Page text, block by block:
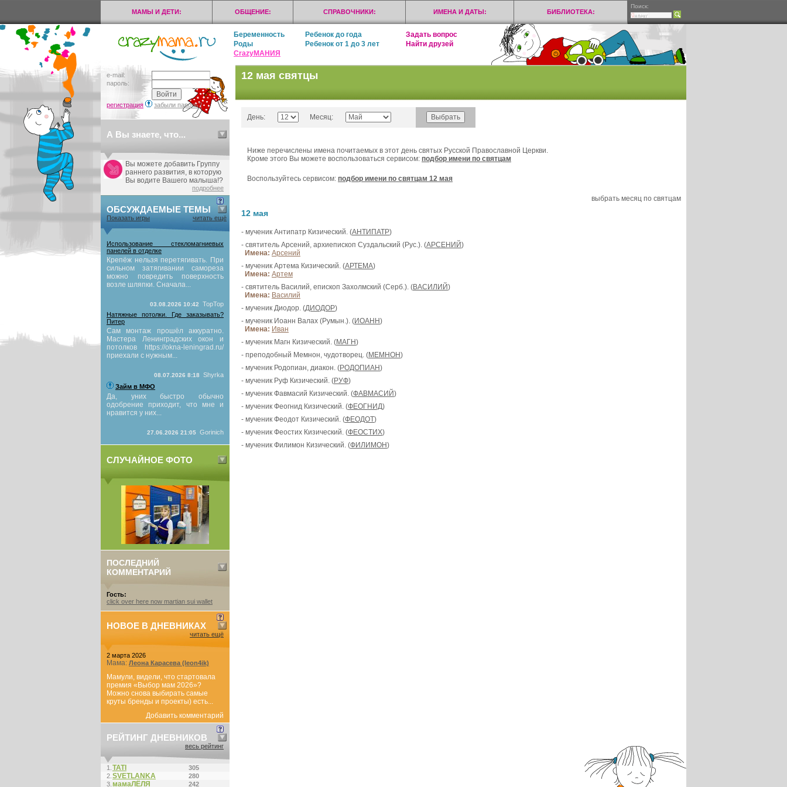
МАМЫ И ДЕТИ: ОБЩЕНИЕ: СПРАВОЧНИКИ: ИМЕНА И ДАТЫ: БИБЛИОТЕКА:
Поиск:
Беременность Ребенок до года
Задать вопрос
Роды
Ребенок от 1 до 3 лет
Найти друзей
CrazyМАНИЯ
e-mail:
пароль:
регистрация забыли пароль?
А Вы знаете, что...
Вы можете добавить Группу
раннего развития, в которую
Вы водите Вашего малыша!?
подробнее
ОБСУЖДАЕМЫЕ ТЕМЫ
Показать игры читать ещё
Использование стекломагниевых
панелей в отделке
Крепёж нельзя перетягивать. При
сильном затягивании самореза
можно повредить поверхность
возле шляпки. Сначала...
03.08.2026 10:42
TopTop
Натяжные потолки. Где заказывать?
Питер
Сам монтаж прошёл аккуратно.
Мастера Ленинградских окон и
потолков https://okna-leningrad.ru/
приехали с нужным...
08.07.2026 8:18
Shyrka
Займ в МФО
Да, уних быстро обычно
одобрение приходит, что мне и
нравится у них...
27.06.2026 21:05 Gorinich
СЛУЧАЙНОЕ ФОТО
ПОСЛЕДНИЙ
КОММЕНТАРИЙ
Гость:
click over here now martian sui wallet
НОВОЕ В ДНЕВНИКАХ
читать ещё
2 марта 2026
Мама: Леона Карасева (leon4ik)
Мамули, видели, что стартовала
премия «Выбор мам 2026»?
Можно снова выбирать самые
круты бренды и проекты) есть...
Добавить комментарий
РЕЙТИНГ ДНЕВНИКОВ
весь рейтинг
1. ТАТI
305
2. SVETLANKA
280
3. мамаЛЁЛЯ 242
12 мая святцы
День: Месяц:
Ниже перечислены имена почитаемых в этот день святых Русской Православной Церкви.
Кроме этого Вы можете воспользоваться сервисом: подбор имени по святцам
Воспользуйтесь сервисом: подбор имени по святцам 12 мая
выбрать месяц по святцам
12 мая
- мученик Антипатр Кизический. (АНТИПАТР)
- святитель Арсений, архиепископ Суздальский (Рус.). (АРСЕНИЙ)
Имена: Арсений
- мученик Артема Кизический. (АРТЕМА)
Имена: Артем
- святитель Василий, епископ Захолмский (Серб.). (ВАСИЛИЙ)
Имена: Василий
- мученик Диодор. (ДИОДОР)
- мученик Иоанн Валах (Румын.). (ИОАНН)
Имена: Иван
- мученик Магн Кизический. (МАГН)
- преподобный Мемнон, чудотворец. (МЕМНОН)
- мученик Родопиан, диакон. (РОДОПИАН)
- мученик Руф Кизический. (РУФ)
- мученик Фавмасий Кизический. (ФАВМАСИЙ)
- мученик Феогнид Кизический. (ФЕОГНИД)
- мученик Феодот Кизический. (ФЕОДОТ)
- мученик Феостих Кизический. (ФЕОСТИХ)
- мученик Филимон Кизический. (ФИЛИМОН)